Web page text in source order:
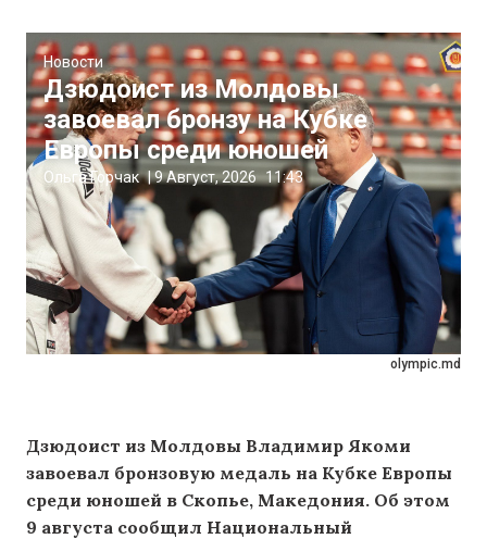
olympic.md
Новости
Дзюдоист из Молдовы
завоевал бронзу на Кубке
Европы среди юношей
Ольга Горчак |9 Август, 2026 11:43
Дзюдоист из Молдовы Владимир Якоми
завоевал бронзовую медаль на Кубке Европы
среди юношей в Скопье, Македония. Об этом
9 августа сообщил Национальный